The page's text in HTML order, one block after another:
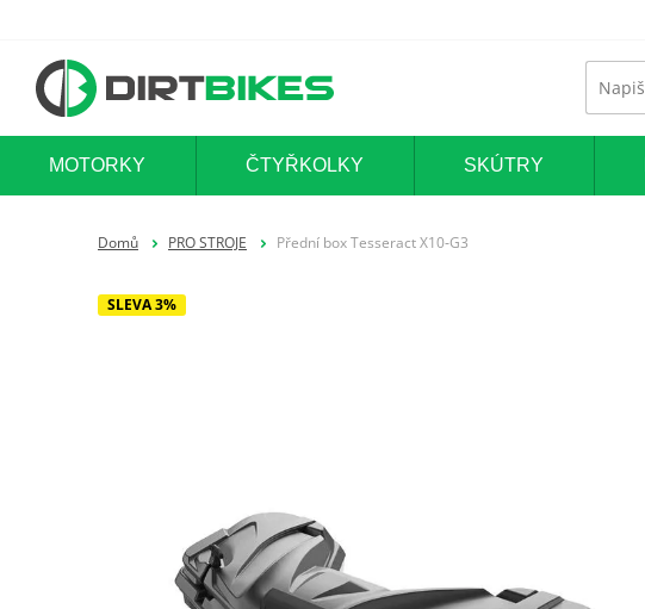
MOTORKY ČTYŘKOLKY SKÚTRY
Domů PRO STROJE Přední box Tesseract X10‑G3
SLEVA 3%